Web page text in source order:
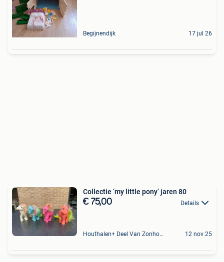
Begijnendijk 17 jul 26
Collectie ‘my little pony’ jaren 80
€ 75,00 Details
Houthalen+ Deel Van Zonhoven En Zolder 12 nov 25